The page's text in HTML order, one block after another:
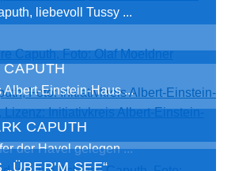
liebevoll Tussy ...
Albert-Einstein-Haus ...
CAPUTH
der Havel gelegen ...
SEE“